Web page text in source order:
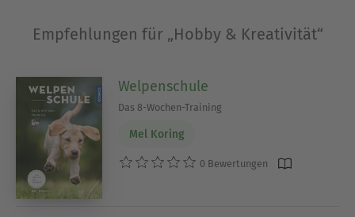
Anleitungen zum besseren Fotografieren und
professioneller Bildbearbeitung sind bei “Hobby &
Ausblenden
Empfehlungen für „Hobby & Kreativität“
Welpenschule
Das 8-Wochen-Training
Mel Koring
0 Bewertungen